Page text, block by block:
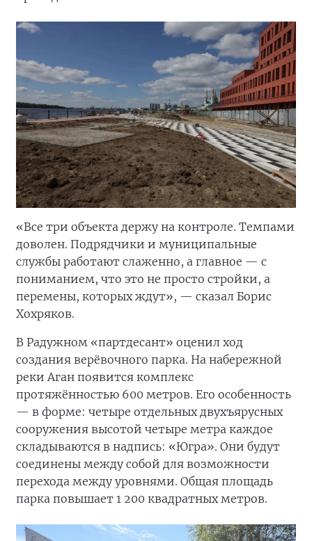
«Все три объекта держу на контроле. Темпами
доволен. Подрядчики и муниципальные
службы работают слаженно, а главное — с
пониманием, что это не просто стройки, а
перемены, которых ждут», — сказал Борис
Хохряков.
В Радужном «партдесант» оценил ход
создания верёвочного парка. На набережной
реки Аган появится комплекс
протяжённостью 600 метров. Его особенность
— в форме: четыре отдельных двухъярусных
сооружения высотой четыре метра каждое
складываются в надпись: «Югра». Они будут
соединены между собой для возможности
перехода между уровнями. Общая площадь
парка повышает 1 200 квадратных метров.